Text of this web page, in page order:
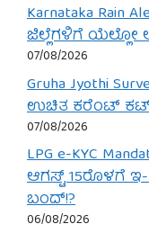
Karnataka
ಜಿಲ್ಲೆಗಳಿಗೆ ಯೆಲ್ಲೋ
07/08/2026
Gruha Jyothi
ಉಚಿತ ಕರೆಂಟ್ ಕಟ್
07/08/2026
LPG e-KYC
ಆಗಸ್ಟ್ 15ರೊಳಗೆ
ಬಂದ್!?
06/08/2026